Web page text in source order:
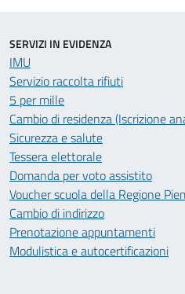
SERVIZI IN EVIDENZA
IMU
Servizio raccolta rifiuti
5 per mille
Cambio di residenza (Iscrizione
Sicurezza e salute
Tessera elettorale
Domanda per voto assistito
Voucher scuola della Regione
Cambio di indirizzo
Prenotazione appuntamenti
Modulistica e autocertificazioni